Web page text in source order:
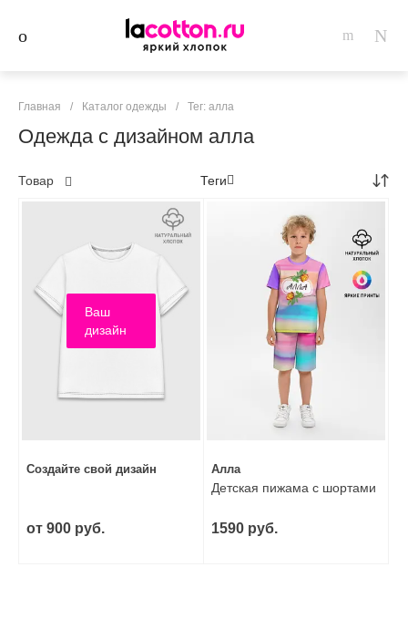
Главная / Каталог одежды / Тег: алла
Одежда с дизайном алла
Товар Теги
Ваш
дизайн
Создайте свой дизайн
от 900 руб.
Алла
Детская пижама с шортами
1590 руб.